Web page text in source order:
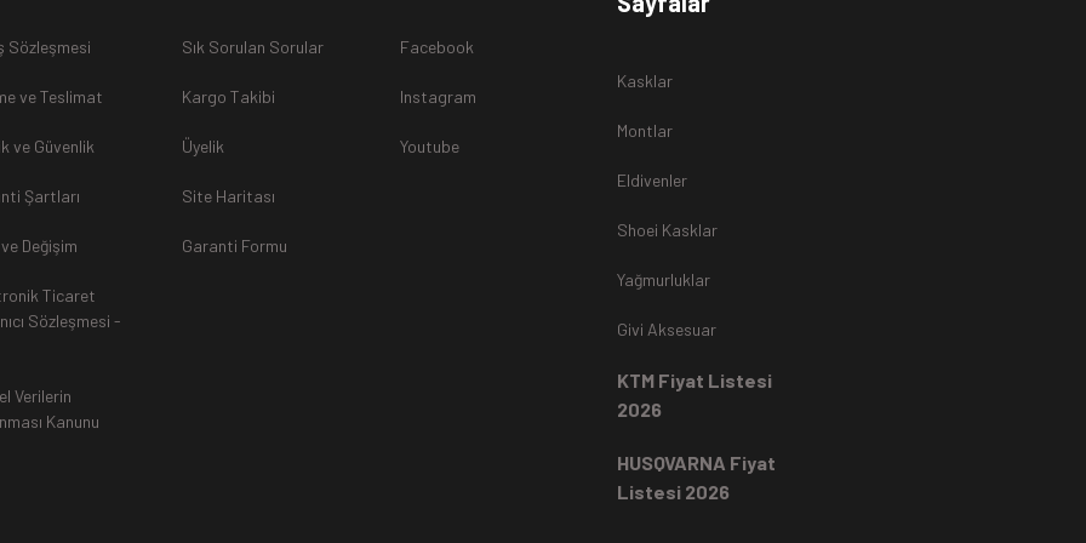
tarafımıza ulaştırılması zorunludur. Aksi halde gönderileriniz
siparişiniz Havale ile yapıldıysa aynı Hesaba (IBAN), Kredi Kartı ile yapıldıysa aynı karta iade edilir.
ürün bedeli iade edilmektedir. Kredi Kartına yapılan iadelerde, ekstrenize (+) Taksit yansıtma ve buna benzer tüm
Sözleşmesi
ve Teslimat
ve Güvenlik
Şartları
Değişim
Ticaret
Sözleşmesi -
Verilerin
Kanunu
Sık Sorulan Sorular
Kargo Takibi
Üyelik
Site Haritası
Garanti Formu
Facebook
Instagram
Youtube
Kasklar
Montlar
Eldivenler
Shoei Kasklar
Yağmurluklar
Givi Aksesuar
KTM Fiyat Listesi
2026
HUSQVARNA Fiyat
Listesi 2026